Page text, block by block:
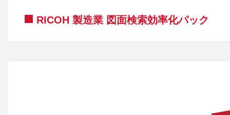
RICOH 製造業 図面検索効率化パック